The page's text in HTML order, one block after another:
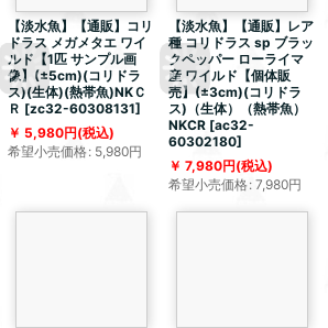
【淡水魚】【通販】コリ
ドラス メガメタエ ワイ
ルド【1匹 サンプル画
像】(±5cm)(コリドラ
ス)(生体)(熱帯魚)NKＣ
Ｒ [zc32-60308131]
5,980円(税込)
希望小売価格: 5,980円
【淡水魚】【通販】レア
種 コリドラス sp ブラッ
クペッパー ローライマ
産 ワイルド【個体販
売】(±3cm)(コリドラ
ス)（生体）（熱帯魚）
NKCR [ac32-
60302180]
7,980円(税込)
希望小売価格: 7,980円